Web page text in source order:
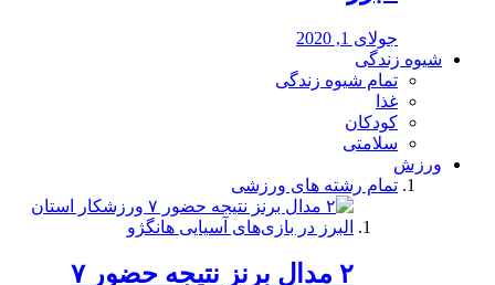
جولای 1, 2020
شیوه زندگی
تمام شیوه زندگی
غذا
کودکان
سلامتی
ورزش
تمام رشته های ورزشی
۲ مدال برنز نتیجه حضور ۷